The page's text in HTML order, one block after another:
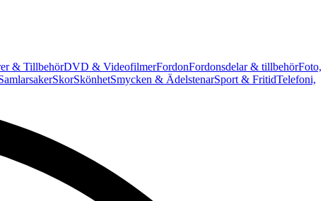
& TillbehörDVD & VideofilmerFordonFordonsdelar & tillbehörFoto,
SkorSkönhetSmycken & ÄdelstenarSport & FritidTelefoni,